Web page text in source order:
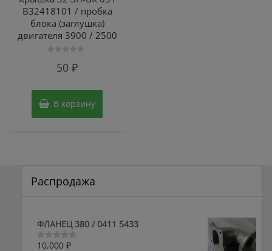
В32418101 / пробка
блока (заглушка)
двигателя 3900 / 2500
50₽
В корзину
Распродажа
ФЛАНЕЦ 380 / 0411 5433
Оценка
10,000 ₽